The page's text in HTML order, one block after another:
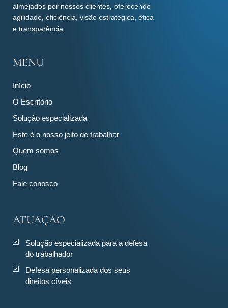
almejados por nossos clientes, oferecendo
agilidade, eficiência, visão estratégica, ética
e transparência.
MENU
Início
O Escritório
Solução especializada
Este é o nosso jeito de trabalhar
Quem somos
Blog
Fale conosco
ATUAÇÃO
Solução especializada para a defesa
do trabalhador
Defesa personalizada dos seus
direitos cíveis